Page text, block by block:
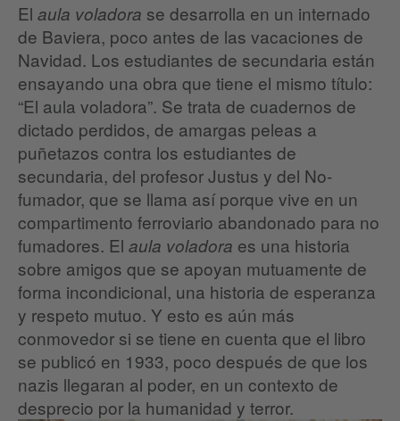
El aula voladora se desarrolla en un internado
de Baviera, poco antes de las vacaciones de
Navidad. Los estudiantes de secundaria están
ensayando una obra que tiene el mismo título:
“El aula voladora”. Se trata de cuadernos de
dictado perdidos, de amargas peleas a
puñetazos contra los estudiantes de
secundaria, del profesor Justus y del No-
fumador, que se llama así porque vive en un
compartimento ferroviario abandonado para no
fumadores. El aula voladora es una historia
sobre amigos que se apoyan mutuamente de
forma incondicional, una historia de esperanza
y respeto mutuo. Y esto es aún más
conmovedor si se tiene en cuenta que el libro
se publicó en 1933, poco después de que los
nazis llegaran al poder, en un contexto de
desprecio por la humanidad y terror.